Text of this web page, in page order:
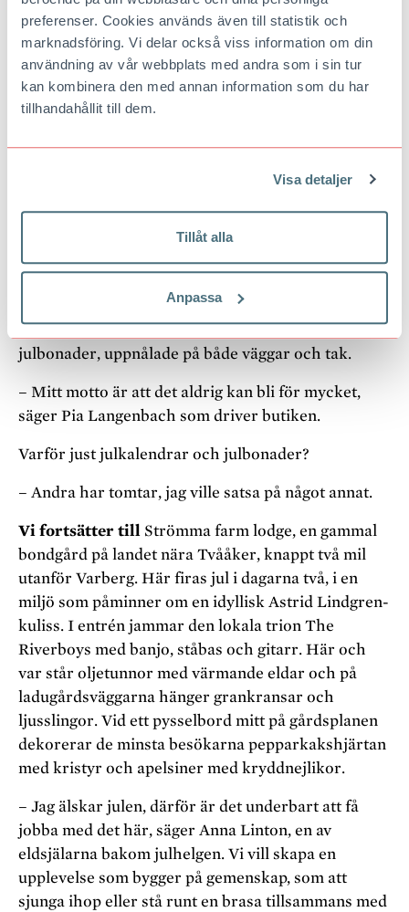
preferenser. Cookies används även till statistik och
marknadsföring. Vi delar också viss information om din
användning av vår webbplats med andra som i sin tur
kan kombinera den med annan information som du har
tillhandahållit till dem.
Visa detaljer
Tillåt alla
Anpassa
stödgrupper, säger Lena med ett leende.
Ett av landets största sortiment
julkalendrar
Nästa stopp: Östra Tullhuset, en bit utanför
tomtar och troll, hittar vi ett av landets största
sortiment julkalendrar. Det lilla trähuset kryllar av
papperskalendrar. Här finns alla varianter: glittriga,
utvikbara, granformade… Men samtliga är av den
luckor fyllda av lego, choklad eller plastfigurer får
leta någon annanstans. Här ryms också 225 olika
julbonader, uppnålade på både väggar och tak.
– Mitt motto är att det aldrig kan bli för mycket,
säger Pia Langenbach som driver butiken.
Varför just julkalendrar och julbonader?
– Andra har tomtar, jag ville satsa på något annat.
Vi fortsätter till Strömma farm lodge, en gammal
bondgård på landet nära Tvååker, knappt två mil
utanför Varberg. Här firas jul i dagarna två, i en
miljö som påminner om en idyllisk Astrid Lindgren-
kuliss. I entrén jammar den lokala trion The
Riverboys med banjo, ståbas och gitarr. Här och
var står oljetunnor med värmande eldar och på
ladugårdsväggarna hänger grankransar och
ljusslingor. Vid ett pysselbord mitt på gårdsplanen
dekorerar de minsta besökarna pepparkakshjärtan
med kristyr och apelsiner med kryddnejlikor.
– Jag älskar julen, därför är det underbart att få
jobba med det här, säger Anna Linton, en av
eldsjälarna bakom julhelgen. Vi vill skapa en
upplevelse som bygger på gemenskap, som att
sjunga ihop eller stå runt en brasa tillsammans med